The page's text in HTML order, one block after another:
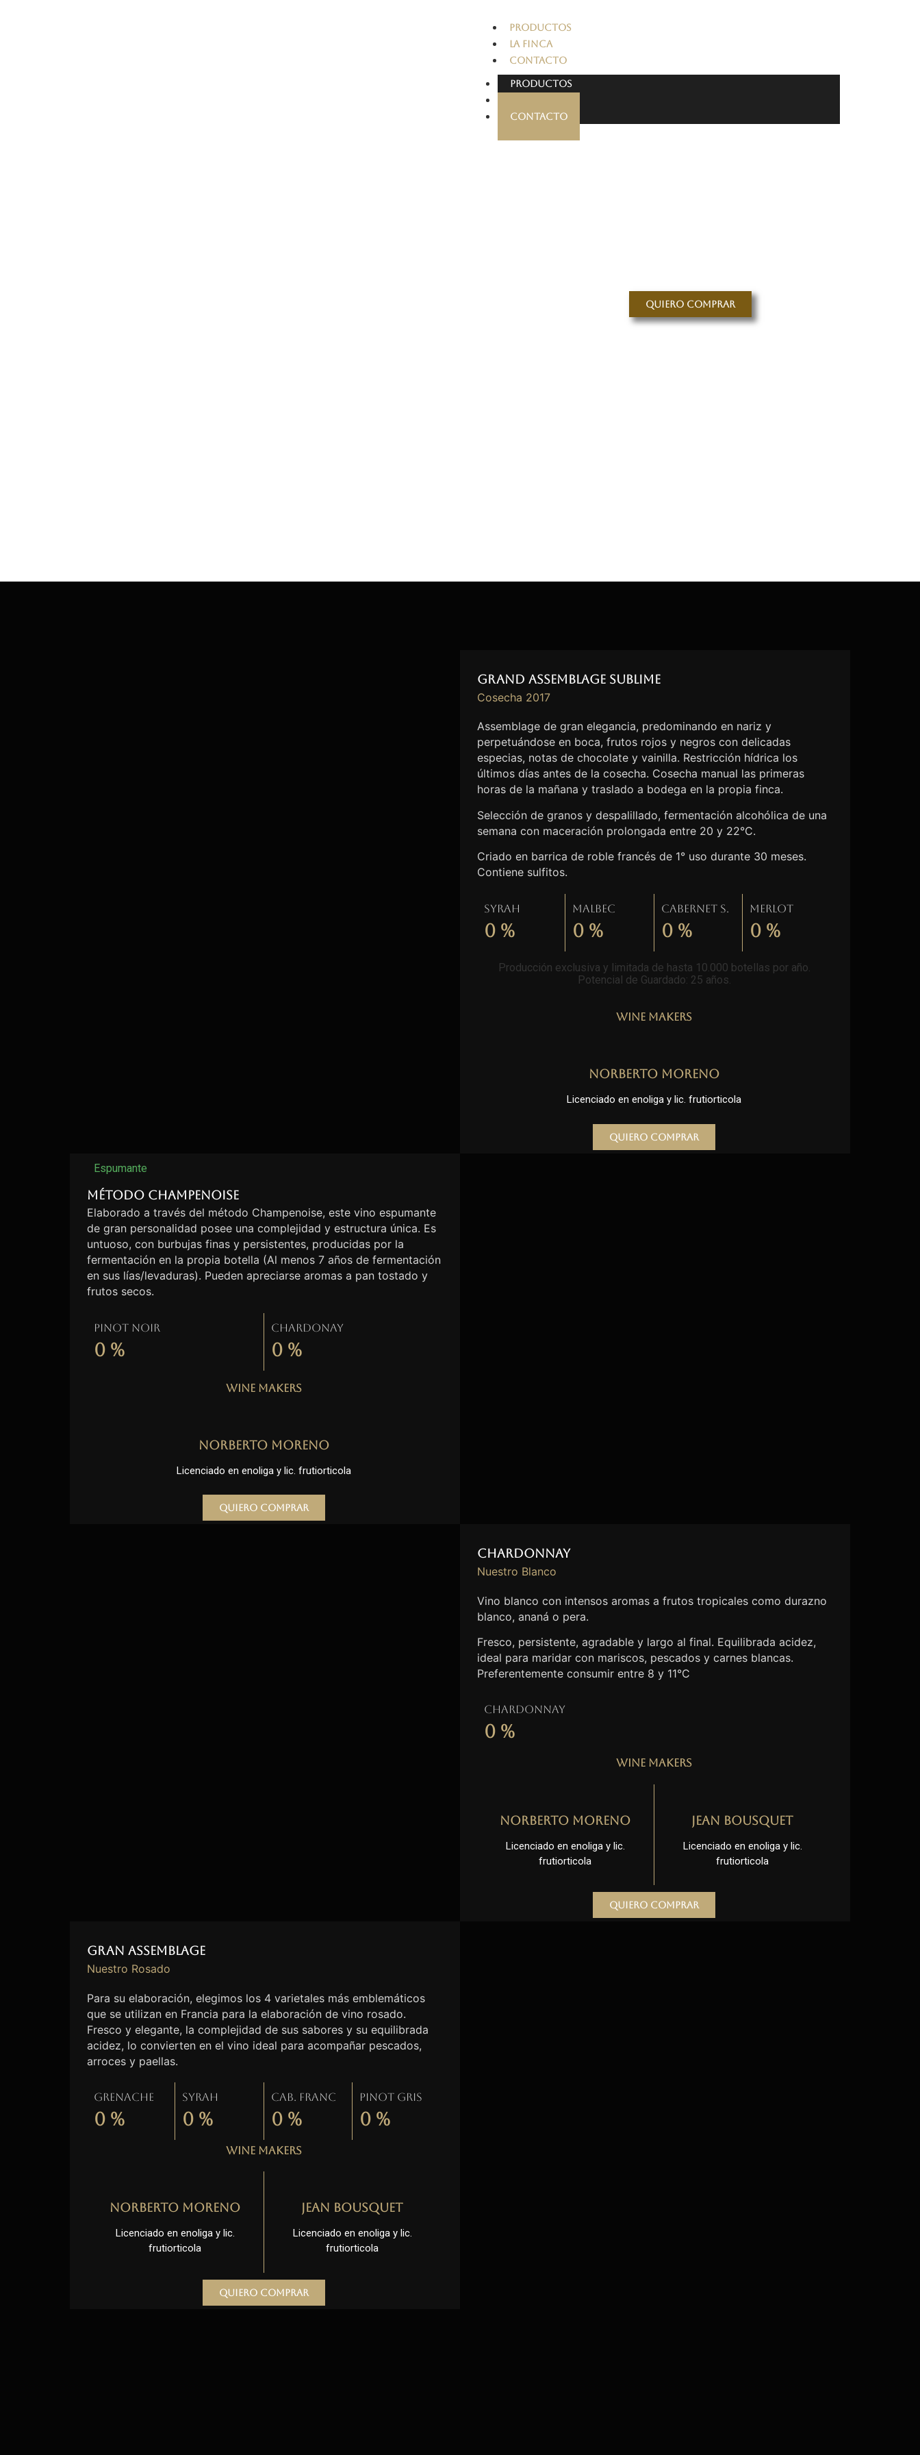
PRODUCTOS
LA FINCA
CONTACTO
PRODUCTOS
CONTACTO
Quiero comprar
Grand Assemblage Sublime
Cosecha 2017
Assemblage de gran elegancia, predominando en nariz y
perpetuándose en boca, frutos rojos y negros con delicadas
especias, notas de chocolate y vainilla. Restricción hídrica los
últimos días antes de la cosecha. Cosecha manual las primeras
horas de la mañana y traslado a bodega en la propia finca.
Selección de granos y despalillado, fermentación alcohólica de una
semana con maceración prolongada entre 20 y 22°C.
Criado en barrica de roble francés de 1° uso durante 30 meses.
Contiene sulfitos.
Syrah
0 %
Malbec
0 %
Cabernet S.
0 %
Merlot
0 %
Producción exclusiva y limitada de hasta 10.000 botellas por año.
Potencial de Guardado: 25 años
Wine Makers
Norberto Moreno
Licenciado en enoliga y lic. frutiorticola
Quiero comprar
Espumante
Método Champenoise
Elaborado a través del método Champenoise, este vino espumante
de gran personalidad posee una complejidad y estructura única. Es
untuoso, con burbujas finas y persistentes, producidas por la
fermentación en la propia botella (Al menos 7 años de fermentación
en sus lías/levaduras). Pueden apreciarse aromas a pan tostado y
frutos secos.
Pinot Noir
0 %
Chardonay
0 %
Wine Makers
Norberto Moreno
Licenciado en enoliga y lic. frutiorticola
Quiero comprar
Chardonnay
Nuestro Blanco
Vino blanco con intensos aromas a frutos tropicales como durazno
blanco, ananá o pera.
Fresco, persistente, agradable y largo al final. Equilibrada acidez,
ideal para maridar con mariscos, pescados y carnes blancas.
Preferentemente consumir entre 8 y 11°C
Chardonnay
0 %
Wine Makers
Norberto Moreno
Licenciado en enoliga y lic.
frutiorticola
Jean Bousquet
Licenciado en enoliga y lic.
frutiorticola
Quiero comprar
Gran Assemblage
Nuestro Rosado
Para su elaboración, elegimos los 4 varietales más emblemáticos
que se utilizan en Francia para la elaboración de vino rosado.
Fresco y elegante, la complejidad de sus sabores y su equilibrada
acidez, lo convierten en el vino ideal para acompañar pescados,
arroces y paellas.
Grenache
0 %
Syrah
0 %
Cab. Franc
0 %
Pinot gris
0 %
Wine Makers
Norberto Moreno
Licenciado en enoliga y lic.
frutiorticola
Jean Bousquet
Licenciado en enoliga y lic.
frutiorticola
Quiero comprar